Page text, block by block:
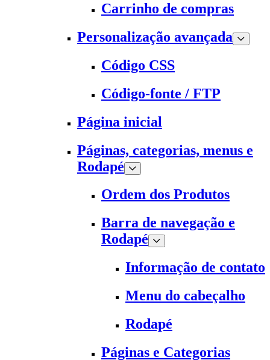
Carrinho de compras
Personalização avançada
Código CSS
Código-fonte / FTP
Página inicial
Páginas, categorias, menus e
Rodapé
Ordem dos Produtos
Barra de navegação e
Rodapé
Informação de contato
Menu do cabeçalho
Rodapé
Páginas e Categorias